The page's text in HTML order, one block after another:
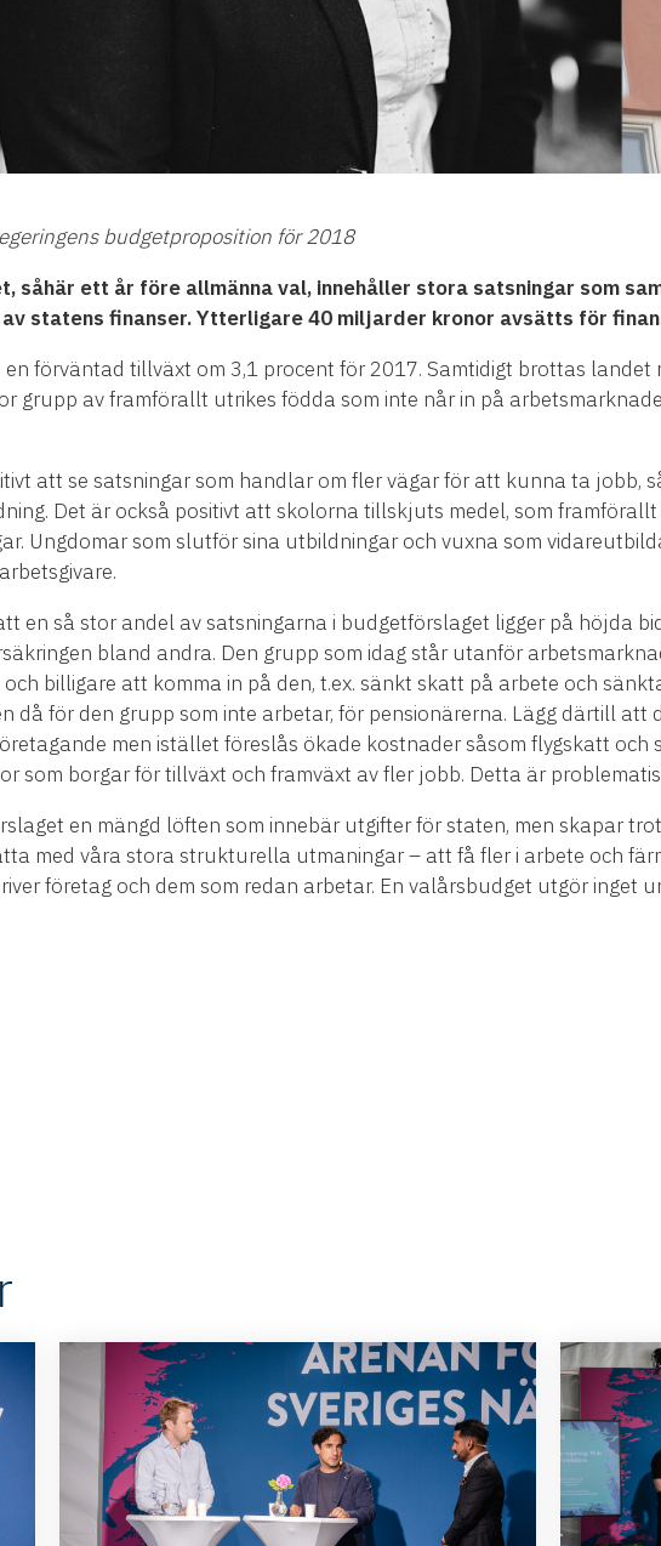
budgetproposition för 2018
såhär ett år före allmänna val, innehåller stora satsningar som
statens finanser. Ytterligare 40 miljarder kronor avsätts för
en förväntad tillväxt om 3,1 procent för 2017. Samtidigt brottas landet
grupp av framförallt utrikes födda som inte når in på
att se satsningar som handlar om fler vägar för att kunna ta jobb,
Det är också positivt att skolorna tillskjuts medel, som
Ungdomar som slutför sina utbildningar och vuxna som
en så stor andel av satsningarna i budgetförslaget ligger på höjda
bland andra. Den grupp som idag står utanför
billigare att komma in på den, t.ex. sänkt skatt på arbete och
då för den grupp som inte arbetar, för pensionärerna. Lägg därtill att
men istället föreslås ökade kostnader såsom flygskatt och
som borgar för tillväxt och framväxt av fler jobb. Detta är
en mängd löften som innebär utgifter för staten, men skapar
med våra stora strukturella utmaningar – att få fler i arbete och
företag och dem som redan arbetar. En valårsbudget utgör inget